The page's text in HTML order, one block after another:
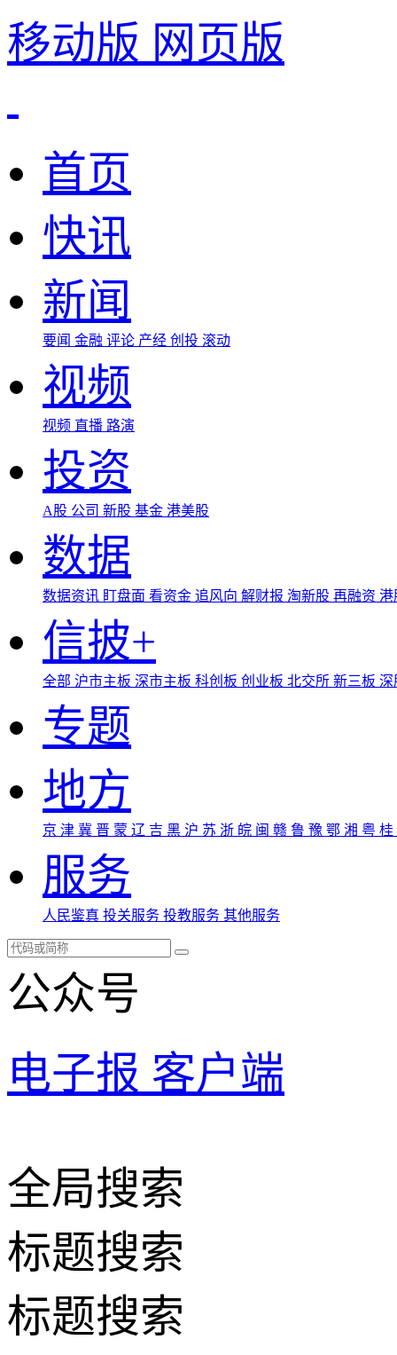
移动版 网页版
首页
快讯
新闻
要闻 金融 评论 产经 创投 滚动
视频
视频 直播 路演
投资
A股 公司 新股 基金 港美股
数据
数据资讯 盯盘面 看资金 追风向 解财报 淘新股 再融资
信披+
全部 沪市主板 深市主板 科创板 创业板 北交所 新三板
专题
地方
京 津 冀 晋 蒙 辽 吉 黑 沪 苏 浙 皖 闽 赣 鲁 豫 鄂 湘 粤 桂
服务
人民鉴真 投关服务 投教服务 其他服务
公众号
电子报 客户端
全局搜索
标题搜索
标题搜索